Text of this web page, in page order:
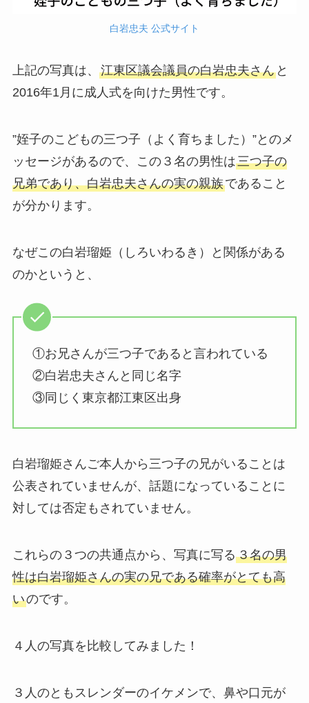
白岩忠夫 公式サイト
上記の写真は、 江東区議会議員の白岩忠夫さんと
2016年1月に成人式を向けた男性です。
”姪子のこどもの三つ子（よく育ちました）”とのメ
ッセージがあるので、この３名の男性は三つ子の
兄弟であり、白岩忠夫さんの実の親族であること
が分かります。
なぜこの白岩瑠姫（しろいわるき）と関係がある
のかというと、
①お兄さんが三つ子であると言われている
②白岩忠夫さんと同じ名字
③同じく東京都江東区出身
白岩瑠姫さんご本人から三つ子の兄がいることは
公表されていませんが、話題になっていることに
対しては否定もされていません。
これらの３つの共通点から、写真に写る３名の男
性は白岩瑠姫さんの実の兄である確率がとても高
いのです。
４人の写真を比較してみました！
３人のともスレンダーのイケメンで、鼻や口元が